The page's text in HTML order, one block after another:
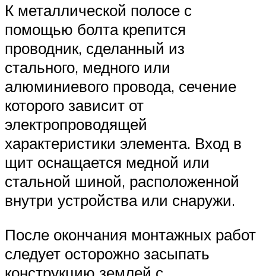
К металлической полосе с
помощью болта крепится
проводник, сделанный из
стального, медного или
алюминиевого провода, сечение
которого зависит от
электропроводящей
характеристики элемента. Вход в
щит оснащается медной или
стальной шиной, расположенной
внутри устройства или снаружи.
После окончания монтажных работ
следует осторожно засыпать